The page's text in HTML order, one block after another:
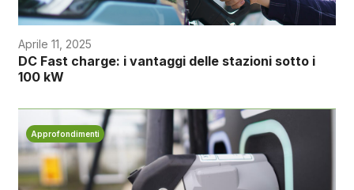
Aprile 11, 2025
DC Fast charge: i vantaggi delle stazioni sotto i
100 kW
Approfondimenti